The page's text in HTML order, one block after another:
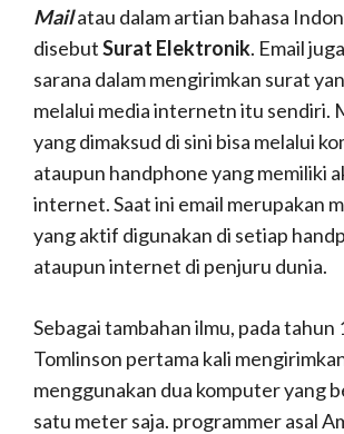
Mailatau dalam artian bahasa
disebutSurat Elektronik. Email
sarana dalam mengirimkan surat
melalui media internetn itu sendiri.
yang dimaksud di sini bisa melalui
ataupun handphone yang memiliki
internet. Saat ini email merupakan
yang aktif digunakan di setiap
ataupun internet di penjuru dunia.
Sebagai tambahan ilmu, pada tahun
Tomlinson pertama kali
menggunakan dua komputer yang
satu meter saja. programmer asal